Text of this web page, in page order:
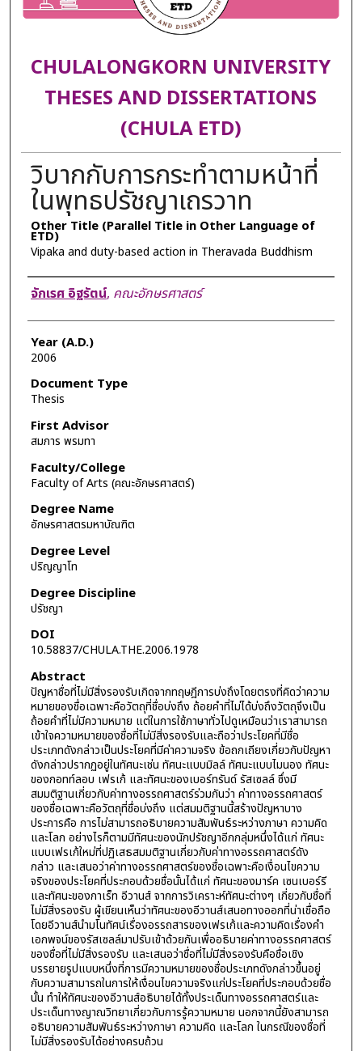
CHULALONGKORN UNIVERSITY
THESES AND DISSERTATIONS
(CHULA ETD)
วิบากกับการกระทำตามหน้าที่
ในพุทธปรัชญาเถรวาท
Other Title (Parallel Title in Other Language of
ETD)
Vipaka and duty-based action in Theravada Buddhism
Author
จักเรศ อิฐรัตน์, คณะอักษรศาสตร์
Year (A.D.)
2006
Document Type
Thesis
First Advisor
สมภาร พรมทา
Faculty/College
Faculty of Arts (คณะอักษรศาสตร์)
Degree Name
อักษรศาสตรมหาบัณฑิต
Degree Level
ปริญญาโท
Degree Discipline
ปรัชญา
DOI
10.58837/CHULA.THE.2006.1978
Abstract
ปัญหาชื่อที่ไม่มีสิ่งรองรับเกิดจากทฤษฎีการบ่งถึงโดยตรงที่คิดว่าความ
หมายของชื่อเฉพาะคือวัตถุที่ชื่อบ่งถึง ถ้อยคำที่ไม่ได้บ่งถึงวัตถุจึงเป็น
ถ้อยคำที่ไม่มีความหมาย แต่ในการใช้ภาษาทั่วไปดูเหมือนว่าเราสามารถ
เข้าใจความหมายของชื่อที่ไม่มีสิ่งรองรับและถือว่าประโยคที่มีชื่อ
ประเภทดังกล่าวเป็นประโยคที่มีค่าความจริง ข้อถกเถียงเกี่ยวกับปัญหา
ดังกล่าวปรากฏอยู่ในทัศนะเช่น ทัศนะแบบมิลล์ ทัศนะแบบไมนอง ทัศนะ
ของกอทท์ลอบ เฟรเก้ และทัศนะของเบอร์ทรันด์ รัสเซลล์ ซึ่งมี
สมมติฐานเกี่ยวกับค่าทางอรรถศาสตร์ร่วมกันว่า ค่าทางอรรถศาสตร์
ของชื่อเฉพาะคือวัตถุที่ชื่อบ่งถึง แต่สมมติฐานนี้สร้างปัญหาบาง
ประการคือ การไม่สามารถอธิบายความสัมพันธ์ระหว่างภาษา ความคิด
และโลก อย่างไรก็ตามมีทัศนะของนักปรัชญาอีกกลุ่มหนึ่งได้แก่ ทัศนะ
แบบเฟรเก้ใหม่ที่ปฏิเสธสมมติฐานเกี่ยวกับค่าทางอรรถศาสตร์ดัง
กล่าว และเสนอว่าค่าทางอรรถศาสตร์ของชื่อเฉพาะคือเงื่อนไขความ
จริงของประโยคที่ประกอบด้วยชื่อนั้นได้แก่ ทัศนะของมาร์ค เซนเบอร์รี
และทัศนะของกาเร็ท อีวานส์ จากการวิเคราะห์ทัศนะต่างๆ เกี่ยวกับชื่อที่
ไม่มีสิ่งรองรับ ผู้เขียนเห็นว่าทัศนะของอีวานส์เสนอทางออกที่น่าเชื่อถือ
โดยอีวานส์นำมโนทัศน์เรื่องอรรถสารของเฟรเก้และความคิดเรื่องคำ
เอกพจน์ของรัสเซลล์มาปรับเข้าด้วยกันเพื่ออธิบายค่าทางอรรถศาสตร์
ของชื่อที่ไม่มีสิ่งรองรับ และเสนอว่าชื่อที่ไม่มีสิ่งรองรับคือชื่อเชิง
บรรยายรูปแบบหนึ่งที่การมีความหมายของชื่อประเภทดังกล่าวขึ้นอยู่
กับความสามารถในการให้เงื่อนไขความจริงแก่ประโยคที่ประกอบด้วยชื่อ
นั้น ทำให้ทัศนะของอีวานส์อธิบายได้ทั้งประเด็นทางอรรถศาสตร์และ
ประเด็นทางญาณวิทยาเกี่ยวกับการรู้ความหมาย นอกจากนี้ยังสามารถ
อธิบายความสัมพันธ์ระหว่างภาษา ความคิด และโลก ในกรณีของชื่อที่
ไม่มีสิ่งรองรับได้อย่างครบถ้วน